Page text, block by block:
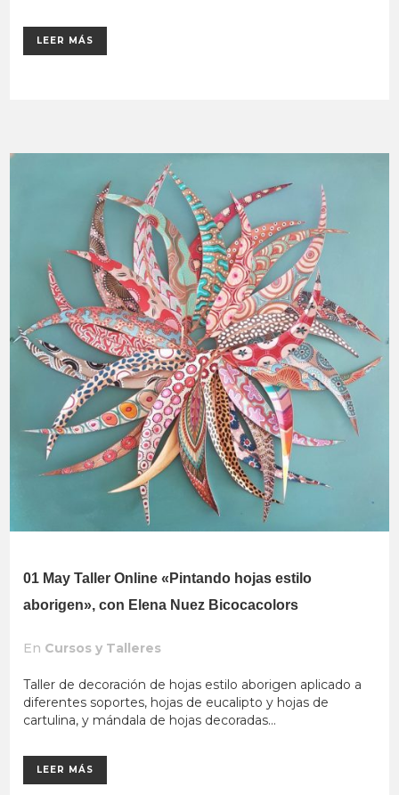
LEER MÁS
01 May Taller Online «Pintando hojas estilo
aborigen», con Elena Nuez Bicocacolors
En Cursos y Talleres
Taller de decoración de hojas estilo aborigen aplicado a
diferentes soportes, hojas de eucalipto y hojas de
cartulina, y mándala de hojas decoradas...
LEER MÁS